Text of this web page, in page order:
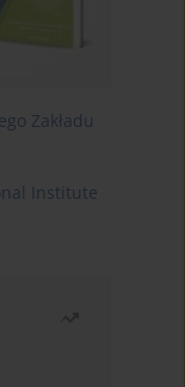
Zakładu
Institute